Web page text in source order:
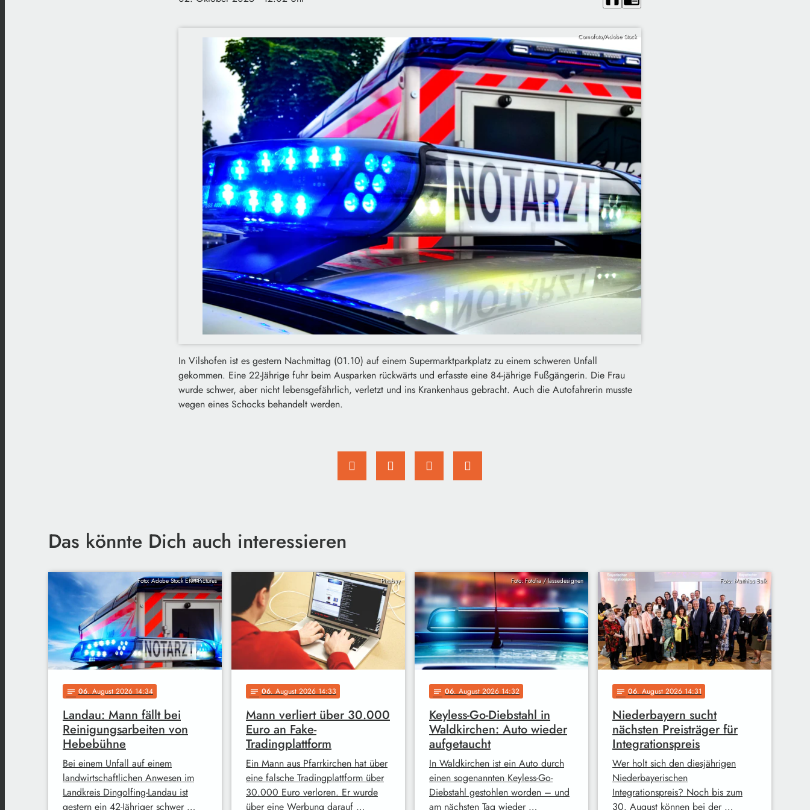
Comofoto/Adobe Stock
In Vilshofen ist es gestern Nachmittag (01.10) auf einem Supermarktparkplatz zu einem schweren Unfall
gekommen. Eine 22-Jährige fuhr beim Ausparken rückwärts und erfasste eine 84-jährige Fußgängerin. Die Frau
wurde schwer, aber nicht lebensgefährlich, verletzt und ins Krankenhaus gebracht. Auch die Autofahrerin musste
wegen eines Schocks behandelt werden.
Das könnte Dich auch interessieren
Foto: Adobe Stock EKH-Pictures
notes 06. August 2026 14:34
Landau: Mann fällt bei
Reinigungsarbeiten von
Hebebühne
Bei einem Unfall auf einem
landwirtschaftlichen Anwesen im
Landkreis Dingolfing-Landau ist
gestern ein 42-Jähriger schwer …
Pixabay
notes 06. August 2026 14:33
Mann verliert über 30.000
Euro an Fake-
Tradingplattform
Ein Mann aus Pfarrkirchen hat über
eine falsche Tradingplattform über
30.000 Euro verloren. Er wurde
über eine Werbung darauf …
Foto: Fotolia / lassedesignen
notes 06. August 2026 14:32
Keyless-Go-Diebstahl in
Waldkirchen: Auto wieder
aufgetaucht
In Waldkirchen ist ein Auto durch
einen sogenannten Keyless-Go-
Diebstahl gestohlen worden – und
am nächsten Tag wieder …
Foto: Matthias Balk
notes 06. August 2026 14:31
Niederbayern sucht
nächsten Preisträger für
Integrationspreis
Wer holt sich den diesjährigen
Niederbayerischen
Integrationspreis? Noch bis zum
30. August können bei der …